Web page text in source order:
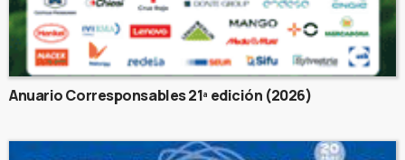
Anuario Corresponsables 21ª edición (2026)